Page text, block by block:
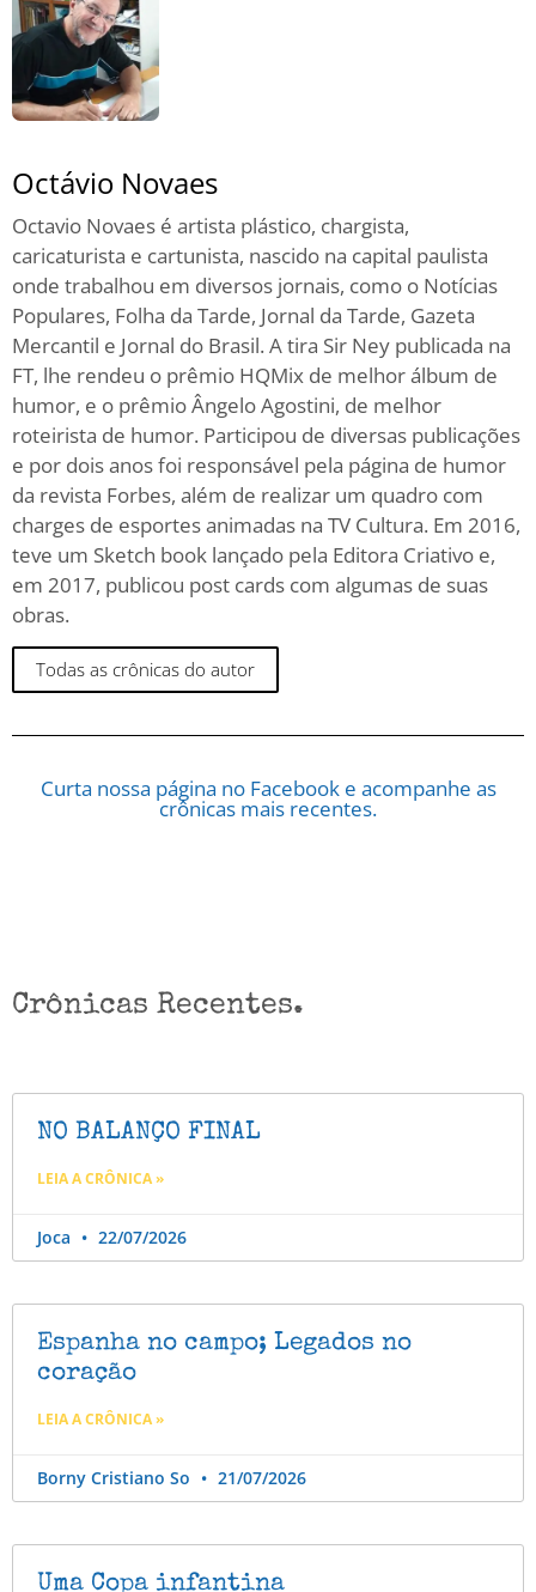
Octávio Novaes
Octavio Novaes é artista plástico, chargista,
caricaturista e cartunista, nascido na capital paulista
onde trabalhou em diversos jornais, como o Notícias
Populares, Folha da Tarde, Jornal da Tarde, Gazeta
Mercantil e Jornal do Brasil. A tira Sir Ney publicada na
FT, lhe rendeu o prêmio HQMix de melhor álbum de
humor, e o prêmio Ângelo Agostini, de melhor
roteirista de humor. Participou de diversas publicações
e por dois anos foi responsável pela página de humor
da revista Forbes, além de realizar um quadro com
charges de esportes animadas na TV Cultura. Em 2016,
teve um Sketch book lançado pela Editora Criativo e,
em 2017, publicou post cards com algumas de suas
obras.
Todas as crônicas do autor
Curta nossa página no Facebook e acompanhe as
crônicas mais recentes.
Crônicas Recentes.
NO BALANÇO FINAL
LEIA A CRÔNICA »
Joca 22/07/2026
Espanha no campo; Legados no
coração
LEIA A CRÔNICA »
Borny Cristiano So 21/07/2026
Uma Copa infantina